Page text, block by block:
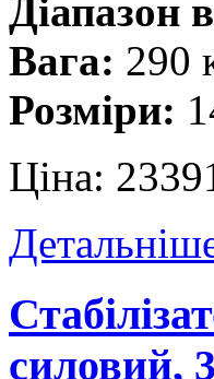
Діапазон
Вага: 290
Розміри:
Ціна:
силовий,